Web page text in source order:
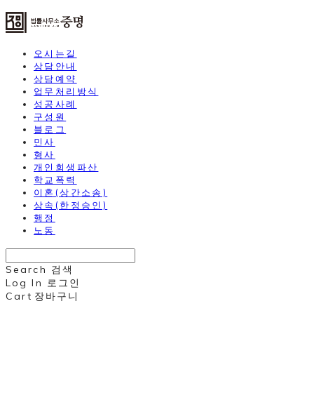
오시는길
상담안내
상담예약
업무처리방식
성공사례
구성원
블로그
민사
형사
개인회생파산
학교폭력
이혼(상간소송)
상속(한정승인)
행정
노동
Search 검색
Log In 로그인
Cart 장바구니